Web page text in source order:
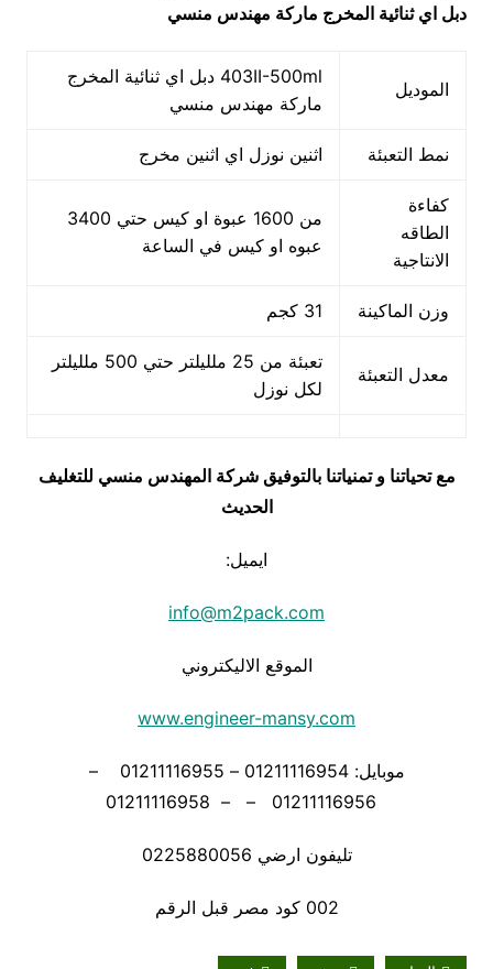
دبل اي ثنائية المخرج ماركة مهندس منسي
الموديل
403II-500ml دبل اي ثنائية المخرج
ماركة مهندس منسي
نمط التعبئة اثنين نوزل اي اثنين مخرج
كفاءة
الطاقه
الانتاجية
من 1600 عبوة او كيس حتي 3400
عبوه او كيس في الساعة
وزن الماكينة 31 كجم
معدل التعبئة
تعبئة من 25 ملليلتر حتي 500 ملليلتر
لكل نوزل
مع تحياتنا و تمنياتنا بالتوفيق شركة المهندس منسي للتغليف
الحديث
ايميل:
info@m2pack.com
الموقع الاليكتروني
www.engineer-mansy.com
موبايل: 01211116954 – 01211116955 –
تليفون ارضي 0225880056
002 كود مصر قبل الرقم